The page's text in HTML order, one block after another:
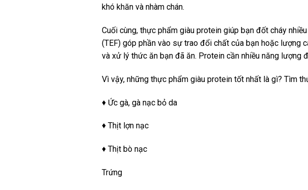
khó khăn và nhàm chán.
Cuối cùng, thực phẩm giàu protein giúp bạn đốt cháy
(TEF) góp phần vào sự trao đổi chất của bạn hoặc lượng
và xử lý thức ăn bạn đã ăn. Protein cần nhiều năng lượng
Vì vậy, những thực phẩm giàu protein tốt nhất là gì? Tìm
♦ Ức gà, gà nạc bỏ da
♦ Thịt lợn nạc
♦ Thịt bò nạc
Trứng